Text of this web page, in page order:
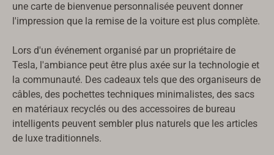
une carte de bienvenue personnalisée peuvent donner
l'impression que la remise de la voiture est plus complète.
Lors d'un événement organisé par un propriétaire de
Tesla, l'ambiance peut être plus axée sur la technologie et
la communauté. Des cadeaux tels que des organiseurs de
câbles, des pochettes techniques minimalistes, des sacs
en matériaux recyclés ou des accessoires de bureau
intelligents peuvent sembler plus naturels que les articles
de luxe traditionnels.
Türkçe
Русский